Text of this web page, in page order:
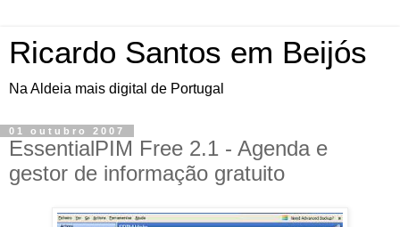
Ricardo Santos em Beijós
Na Aldeia mais digital de Portugal
01 outubro 2007
EssentialPIM Free 2.1 - Agenda e
gestor de informação gratuito